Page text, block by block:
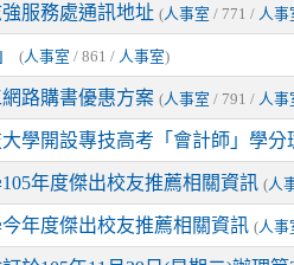
服務處通訊地址 (人事室 / 771 / 人事
(人事室 / 861 / 人事室)
路購書優惠方案 (人事室 / 791 / 人事
學開設專技高考「會計師」學分
年度傑出校友推薦相關資訊 (人
年度傑出校友推薦相關資訊 (人事